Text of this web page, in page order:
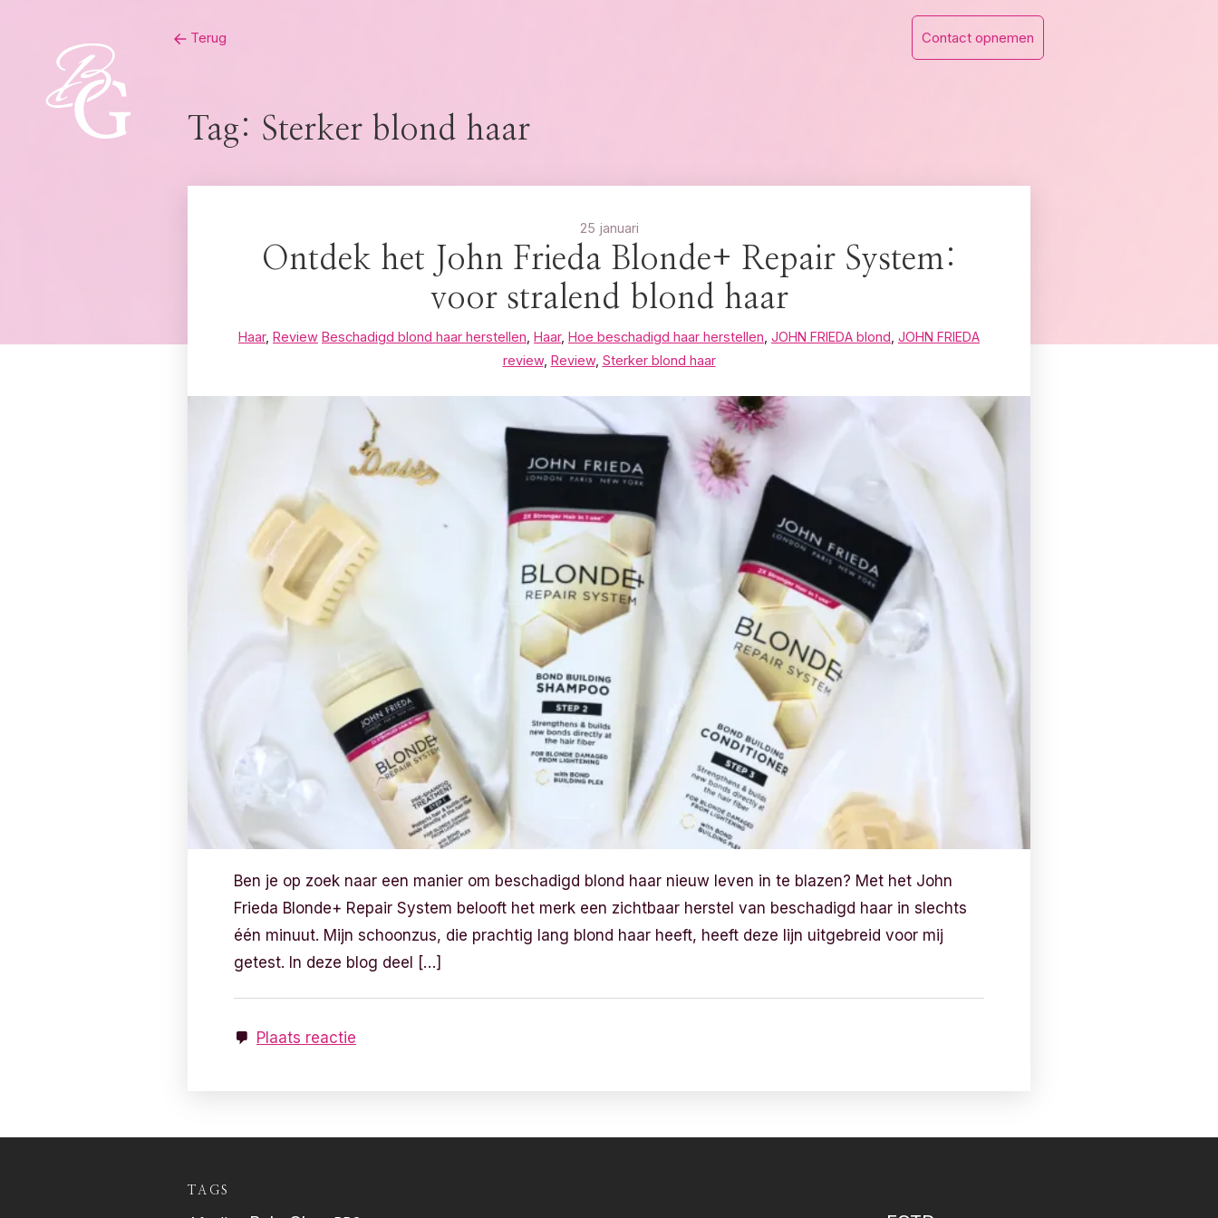
Terug Contact opnemen
Tag: Sterker blond haar
25 januari
Ontdek het John Frieda Blonde+ Repair System:
voor stralend blond haar
Haar, Review Beschadigd blond haar herstellen Haar, Hoe beschadigd haar herstellen JOHN FRIEDA blond JOHN FRIEDA
review, Review, Sterker blond haar
Ben je op zoek naar een manier om beschadigd blond haar nieuw leven in te blazen? Met het John
Frieda Blonde+ Repair System belooft het merk een zichtbaar herstel van beschadigd haar in slechts
één minuut. Mijn schoonzus, die prachtig lang blond haar heeft, heeft deze lijn uitgebreid voor mij
getest. In deze blog deel […]
Plaats reactie
TAGS